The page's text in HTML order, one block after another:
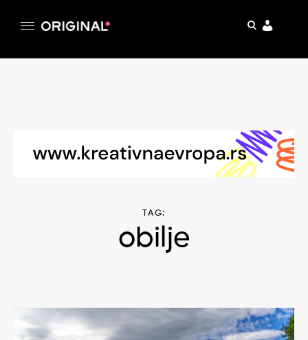
pretraga
TAG:
obilje